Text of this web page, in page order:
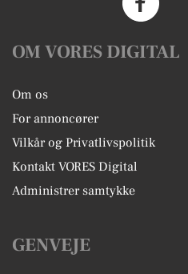
OM VORES DIGITAL
Om os
For annoncører
Vilkår og Privatlivspolitik
Kontakt VORES Digital
Administrer samtykke
GENVEJE